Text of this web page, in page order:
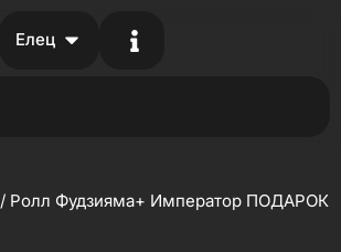
Елец
/ Ролл Фудзияма+ Император ПОДАРОК